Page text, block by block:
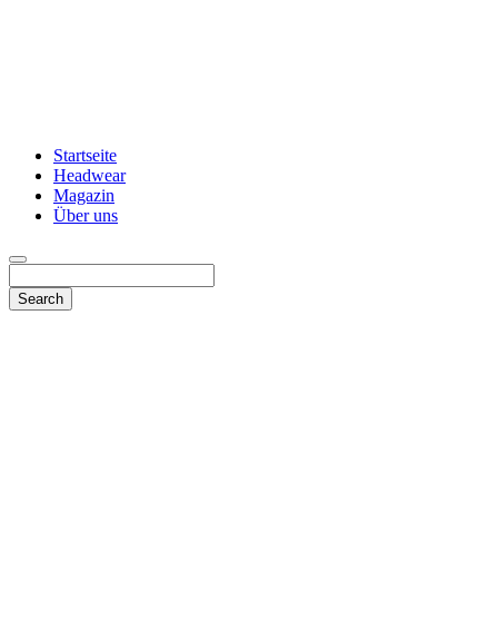
Startseite
Headwear
Magazin
Über uns